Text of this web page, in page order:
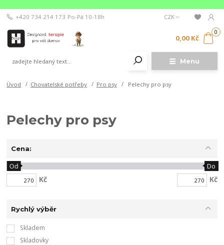
Menu
CZK
+420 734 214 173 Po-Pá 10-18h
0
0,00 Kč
Úvod Chovatelské potřeby Pro psy Pelechy pro psy
Pelechy pro psy
Cena:
Kč
Od Do
Kč
Rychlý výběr
Skladem
Skladovky